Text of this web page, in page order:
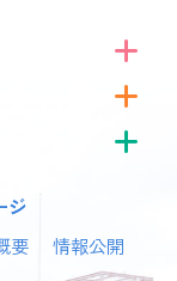
ジ
要
情報公開